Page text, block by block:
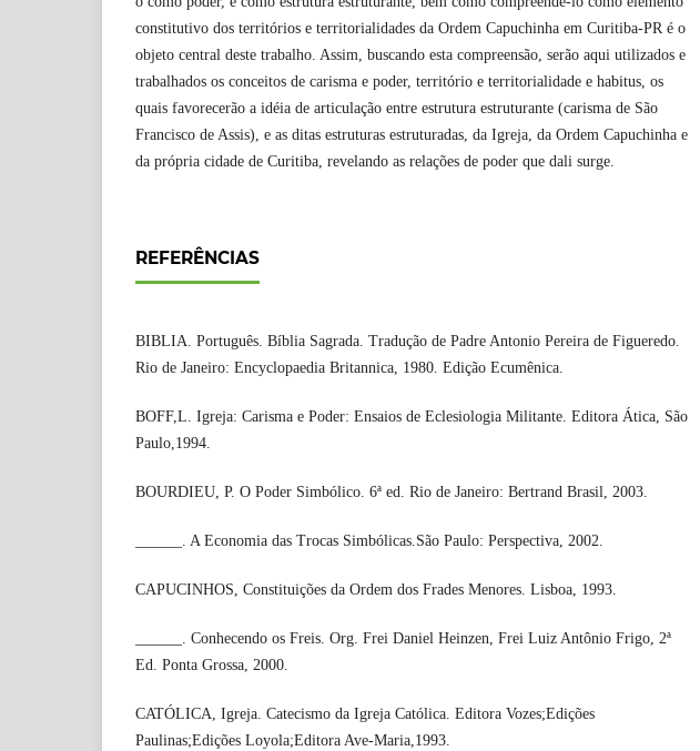
constitutivo dos territórios e territorialidades da Ordem Capuchinha em Curitiba-PR é o
objeto central deste trabalho. Assim, buscando esta compreensão, serão aqui utilizados e
trabalhados os conceitos de carisma e poder, território e territorialidade e habitus, os
quais favorecerão a idéia de articulação entre estrutura estruturante (carisma de São
Francisco de Assis), e as ditas estruturas estruturadas, da Igreja, da Ordem Capuchinha e
da própria cidade de Curitiba, revelando as relações de poder que dali surge.
REFERÊNCIAS
BIBLIA. Português. Bíblia Sagrada. Tradução de Padre Antonio Pereira de Figueredo.
Rio de Janeiro: Encyclopaedia Britannica, 1980. Edição Ecumênica.
BOFF,L. Igreja: Carisma e Poder: Ensaios de Eclesiologia Militante. Editora Ática, São
Paulo,1994.
BOURDIEU, P. O Poder Simbólico. 6ª ed. Rio de Janeiro: Bertrand Brasil, 2003.
______. A Economia das Trocas Simbólicas.São Paulo: Perspectiva, 2002.
CAPUCINHOS, Constituições da Ordem dos Frades Menores. Lisboa, 1993.
______. Conhecendo os Freis. Org. Frei Daniel Heinzen, Frei Luiz Antônio Frigo, 2ª
Ed. Ponta Grossa, 2000.
CATÓLICA, Igreja. Catecismo da Igreja Católica. Editora Vozes;Edições
Paulinas;Edições Loyola;Editora Ave-Maria,1993.